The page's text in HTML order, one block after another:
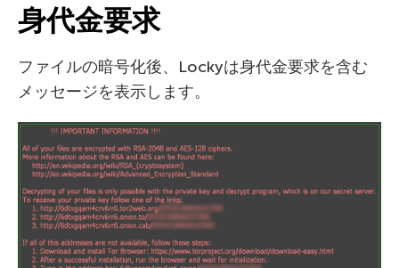
身代金要求
ファイルの暗号化後、Lockyは身代金要求を含む
メッセージを表示します。